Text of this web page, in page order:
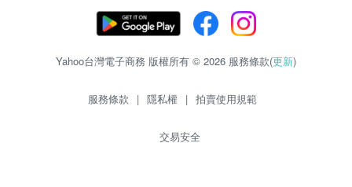
Yahoo台灣電子商務 版權所有 © 2026 服務條款(更新)
服務條款 | 隱私權 | 拍賣使用規範
交易安全